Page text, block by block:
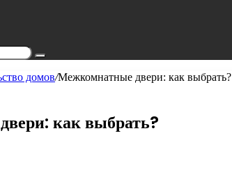
Поиск...
домов/Межкомнатные двери: как выбрать?
как выбрать?